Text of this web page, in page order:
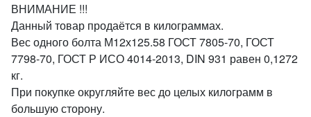
ВНИМАНИЕ !!!
Данный товар продаётся в килограммах.
Вес одного болта М12х125.58 ГОСТ 7805-70, ГОСТ
7798-70, ГОСТ Р ИСО 4014-2013, DIN 931 равен 0,1272
кг.
При покупке округляйте вес до целых килограмм в
большую сторону.